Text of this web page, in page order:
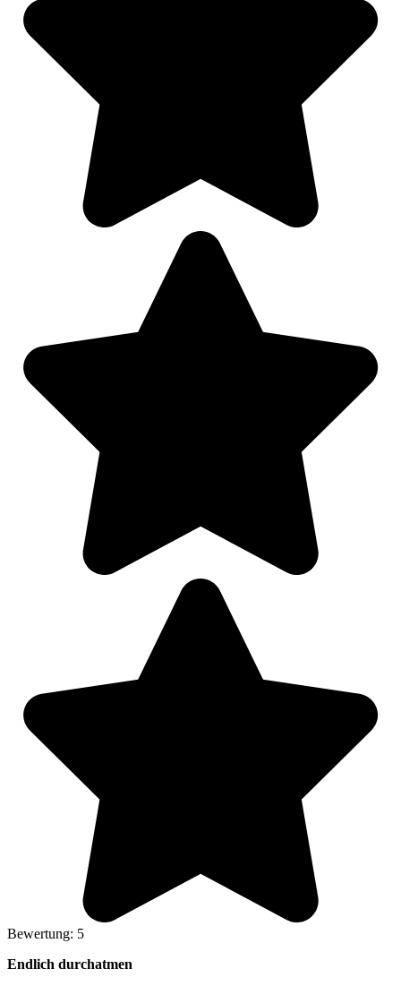
Bewertung: 5
Endlich durchatmen